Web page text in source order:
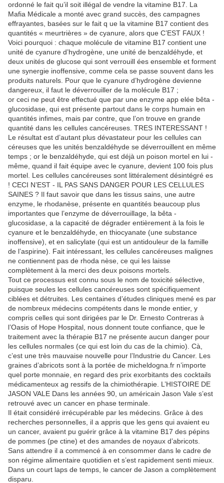
ordonné le fait qu’il soit illégal de vendre la vitamine B17. La
Mafia Médicale a monté avec grand succès, des campagnes
effrayantes, basées sur le fait q ue la vitamine B17 contient des
quantités « meurtrières » de cyanure, alors que C’EST FAUX !
Voici pourquoi : chaque molécule de vitamine B17 contient une
unité de cyanure d’hydrogène, une unité de benzaldéhyde, et
deux unités de glucose qui sont verrouill ées ensemble et forment
une synergie inoffensive, comme cela se passe souvent dans les
produits naturels. Pour que le cyanure d’hydrogène devienne
dangereux, il faut le déverrouiller de la molécule B17 ;
or ceci ne peut être effectué que par une enzyme app elée bêta -
glucosidase, qui est présente partout dans le corps humain en
quantités infimes, mais par contre, que l’on trouve en grande
quantité dans les cellules cancéreuses. TRES INTERESSANT !
Le résultat est d’autant plus dévastateur pour les cellules can
céreuses que les unités benzaldéhyde se déverrouillent en même
temps ; or le benzaldéhyde, qui est déjà un poison mortel en lui -
même, quand il fait équipe avec le cyanure, devient 100 fois plus
mortel. Les cellules cancéreuses sont littéralement désintégré es
! CECI N’EST - IL PAS SANS DANGER POUR LES CELLULES
SAINES ? Il faut savoir que dans les tissus sains, une autre
enzyme, le rhodanèse, présente en quantités beaucoup plus
importantes que l’enzyme de déverrouillage, la bêta -
glucosidase, a la capacité de dégrader entièrement à la fois le
cyanure et le benzaldéhyde, en thiocyanate (une substance
inoffensive), et en salicylate (qui est un antidouleur de la famille
de l’aspirine). Fait intéressant, les cellules cancéreuses malignes
ne contiennent pas de rhoda nèse, ce qui les laisse
complètement à la merci des deux poisons mortels.
Tout ce processus est connu sous le nom de toxicité sélective,
puisque seules les cellules cancéreuses sont spécifiquement
ciblées et détruites. Les centaines d’études cliniques mené es par
de nombreux médecins compétents dans le monde entier, y
compris celles qui sont dirigées par le Dr. Ernesto Contreras à
l’Oasis of Hope Hospital, nous donnent toute confiance, que le
traitement avec la thérapie B17 ne présente aucun danger pour
les cellules normales (ce qui est loin du cas de la chimio). Cà,
c’est une très mauvaise nouvelle pour l’Industrie du Cancer. Les
graines d’abricots sont à la portée de micheldogna.fr n’importe
quel porte monnaie, en regard des prix exorbitants des cocktails
médicamenteux ag ressifs de la chimiothérapie. L’HISTOIRE DE
JASON VALE Dans les années 90, un américain Jason Vale s’est
retrouvé avec un cancer en phase terminale.
Il était considéré irrécupérable par les médecins. Grâce à des
recherches personnelles, il a appris que les gens qui avaient eu
un cancer, avaient pu guérir grâce à la vitamine B17 des pépins
de pommes (pe ctine) et des amandes de noyaux d’abricots.
Sans attendre il a commencé à en consommer dans le cadre de
son régime alimentaire quotidien et s’est rapidement senti mieux.
Dans un court laps de temps, le cancer de Jason a complètement
disparu.